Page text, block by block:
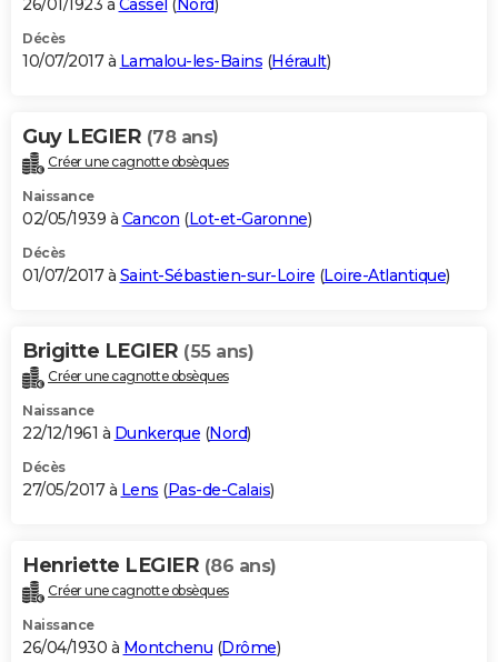
26/01/1923 à Cassel (Nord)
Décès
10/07/2017 à Lamalou-les-Bains (Hérault)
Guy LEGIER (78 ans)
Créer une cagnotte obsèques
Naissance
02/05/1939 à Cancon (Lot-et-Garonne)
Décès
01/07/2017 à Saint-Sébastien-sur-Loire (Loire-Atlantique)
Brigitte LEGIER (55 ans)
Créer une cagnotte obsèques
Naissance
22/12/1961 à Dunkerque (Nord)
Décès
27/05/2017 à Lens (Pas-de-Calais)
Henriette LEGIER (86 ans)
Créer une cagnotte obsèques
Naissance
26/04/1930 à Montchenu (Drôme)